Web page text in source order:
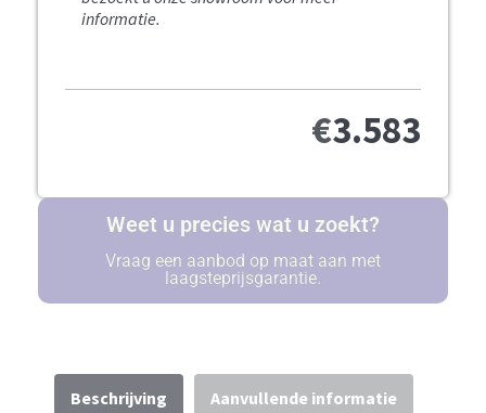
informatie.
€3.583
Weet u precies wat u zoekt?
Vraag een aanbod op maat aan met
laagsteprijsgarantie.
Beschrijving Aanvullende informatie